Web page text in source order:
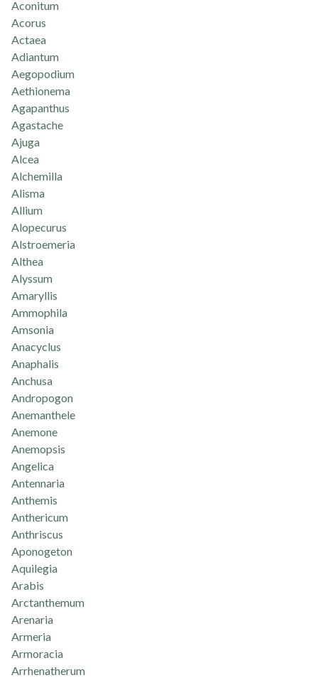
Aconitum
Acorus
Actaea
Adiantum
Aegopodium
Aethionema
Agapanthus
Agastache
Ajuga
Alcea
Alchemilla
Alisma
Allium
Alopecurus
Alstroemeria
Althea
Alyssum
Amaryllis
Ammophila
Amsonia
Anacyclus
Anaphalis
Anchusa
Andropogon
Anemanthele
Anemone
Anemopsis
Angelica
Antennaria
Anthemis
Anthericum
Anthriscus
Aponogeton
Aquilegia
Arabis
Arctanthemum
Arenaria
Armeria
Armoracia
Arrhenatherum